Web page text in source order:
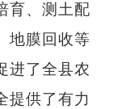
育、测土配
地膜回收等
进了全县农
提供了有力